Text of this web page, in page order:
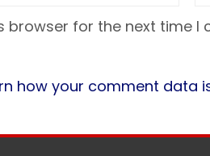
browser for the next time I
how your comment data